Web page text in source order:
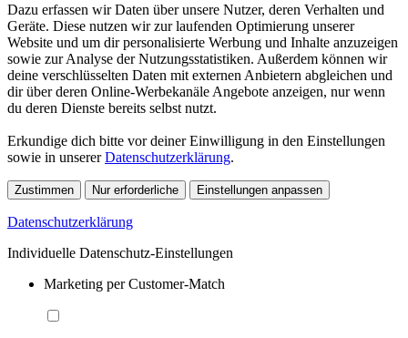
Dazu erfassen wir Daten über unsere Nutzer, deren Verhalten und
Geräte. Diese nutzen wir zur laufenden Optimierung unserer
Website und um dir personalisierte Werbung und Inhalte anzuzeigen
sowie zur Analyse der Nutzungsstatistiken. Außerdem können wir
deine verschlüsselten Daten mit externen Anbietern abgleichen und
dir über deren Online-Werbekanäle Angebote anzeigen, nur wenn
du deren Dienste bereits selbst nutzt.
Erkundige dich bitte vor deiner Einwilligung in den Einstellungen
sowie in unsererDatenschutzerklärung.
Zustimmen Nur erforderliche Einstellungen anpassen
Datenschutzerklärung
Individuelle Datenschutz-Einstellungen
Marketing per Customer-Match